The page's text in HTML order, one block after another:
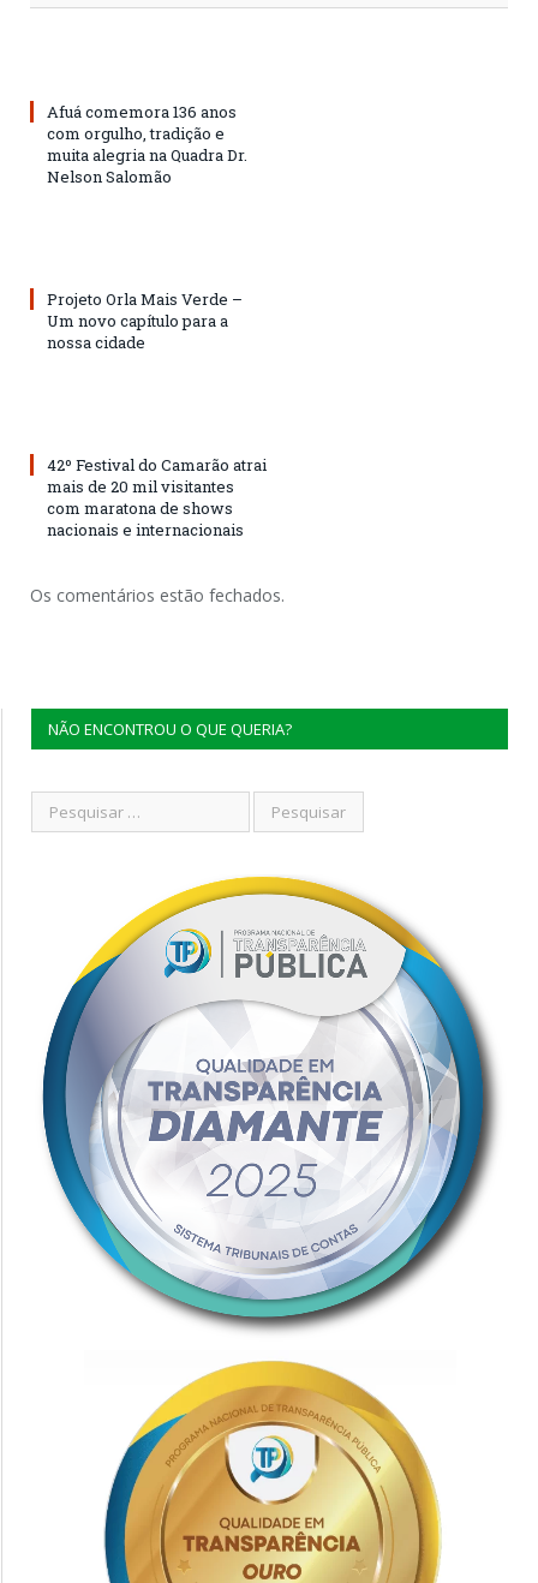
Afuá comemora 136 anos
com orgulho, tradição e
muita alegria na Quadra Dr.
Nelson Salomão
Projeto Orla Mais Verde –
Um novo capítulo para a
nossa cidade
42º Festival do Camarão atrai
mais de 20 mil visitantes
com maratona de shows
nacionais e internacionais
Os comentários estão fechados.
NÃO ENCONTROU O QUE QUERIA?